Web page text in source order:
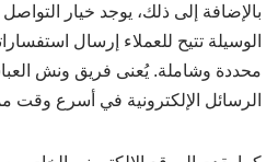
بالإضافة إلى ذلك، يوجد خيار التواصل
الوسيلة تتيح للعملاء إرسال
محددة وشاملة. يُعنى فريق ونش
الرسائل الإلكترونية في أسرع وقت